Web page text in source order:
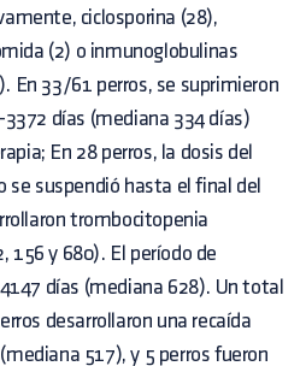
ciclosporina (28),
(2) o inmunoglobulinas
En 33/61 perros, se suprimieron
3372 días (mediana 334 días)
En 28 perros, la dosis del
se suspendió hasta el final del
trombocitopenia
156 y 680). El período de
días (mediana 628). Un total
desarrollaron una recaída
517), y 5 perros fueron